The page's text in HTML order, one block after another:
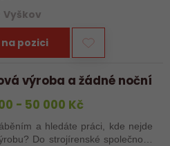
Vyškov
pozici
výroba a žádné noční
- 50 000 Kč
a hledáte práci, kde nejde